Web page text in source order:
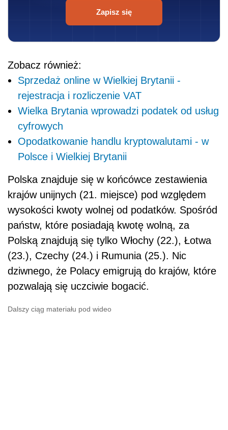
Zapisz się
Zobacz również:
Sprzedaż online w Wielkiej Brytanii -
rejestracja i rozliczenie VAT
Wielka Brytania wprowadzi podatek od usług
cyfrowych
Opodatkowanie handlu kryptowalutami - w
Polsce i Wielkiej Brytanii
Polska znajduje się w końcówce zestawienia
krajów unijnych (21. miejsce) pod względem
wysokości kwoty wolnej od podatków. Spośród
państw, które posiadają kwotę wolną, za
Polską znajdują się tylko Włochy (22.), Łotwa
(23.), Czechy (24.) i Rumunia (25.). Nic
dziwnego, że Polacy emigrują do krajów, które
pozwalają się uczciwie bogacić.
Dalszy ciąg materiału pod wideo